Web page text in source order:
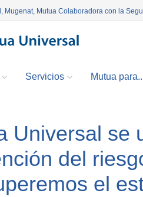
Mugenat, Mutua Colaboradora con la
Servicios Mutua
Universal se
del
el